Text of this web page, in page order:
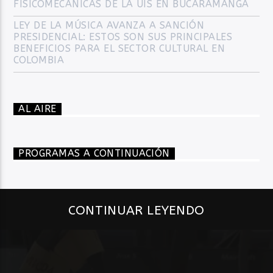
FISICOMECÁNICAS DE LA UIS EN BUCARAMANGA
LEY DE LA MÚSICA AVANZA A SANCIÓN
PRESIDENCIAL: ESTOS SON SUS PRINCIPALES
BENEFICIOS PARA EL SECTOR CULTURAL EN
COLOMBIA
AL AIRE
PROGRAMAS A CONTINUACIÓN
CONTINUAR LEYENDO